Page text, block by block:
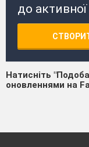
до
Натисніть
оновленнями на